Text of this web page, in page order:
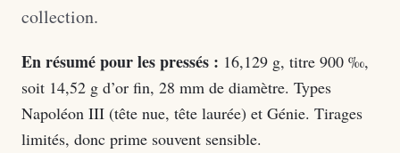
collection.
En résumé pour les pressés : 16,129 g, titre 900 ‰,
soit 14,52 g d’or fin, 28 mm de diamètre. Types
Napoléon III (tête nue, tête laurée) et Génie. Tirages
limités, donc prime souvent sensible.